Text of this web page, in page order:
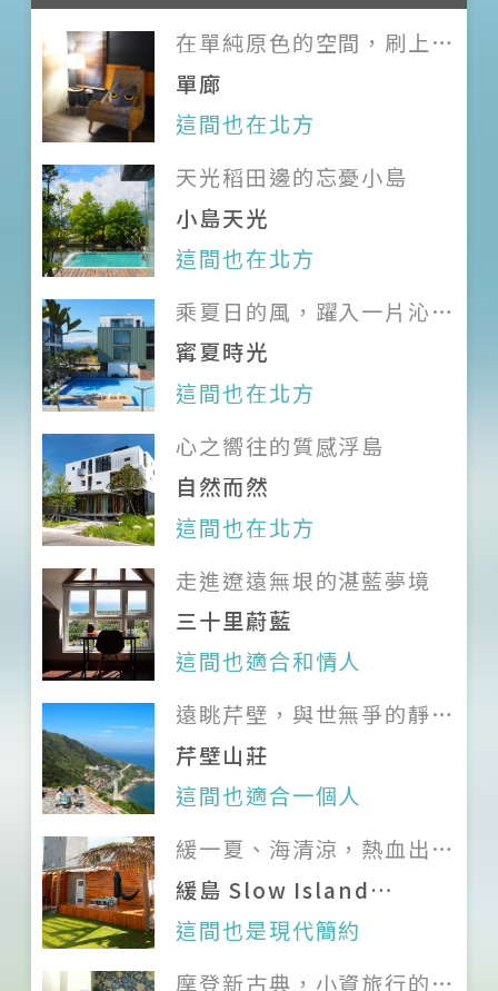
在單純原色的空間，刷上家
的溫度
單廊
這間也在北方
天光稻田邊的忘憂小島
小島天光
這間也在北方
乘夏日的風，躍入一片沁藍
的童趣樂園
寗夏時光
這間也在北方
心之嚮往的質感浮島
自然而然
這間也在北方
走進遼遠無垠的湛藍夢境
三十里蔚藍
這間也適合和情人
遠眺芹壁，與世無爭的靜暖
家宅
芹壁山莊
這間也適合一個人
緩一夏、海清涼，熱血出發
的自由小島
緩島 Slow Island
Hostel
這間也是現代簡約
摩登新古典，小資旅行的華